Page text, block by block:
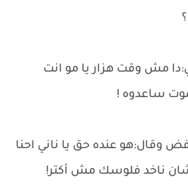
مش وقت هزار يا مو انت
ساعدوه !
وقال:هو عنده حق يا ناني احنا
ناخد فلوسك مش أكتر!